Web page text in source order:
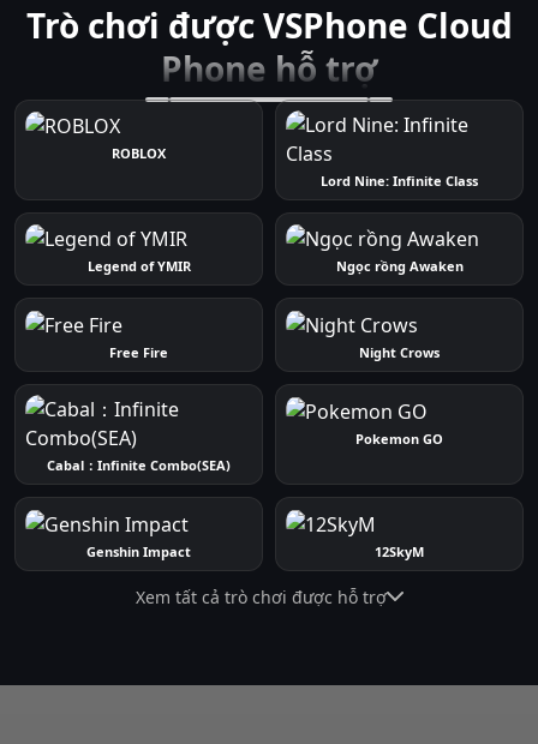
Trò chơi được VSPhone Cloud
Phone hỗ trợ
ROBLOX
Lord Nine: Infinite Class
Legend of YMIR Ngọc rồng Awaken
Free Fire Night Crows
Cabal：Infinite Combo(SEA)
Pokemon GO
Genshin Impact 12SkyM
Xem tất cả trò chơi được hỗ trợ